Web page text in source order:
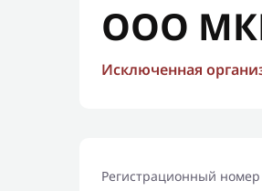
ООО
Исключенная
Регистрационный номер